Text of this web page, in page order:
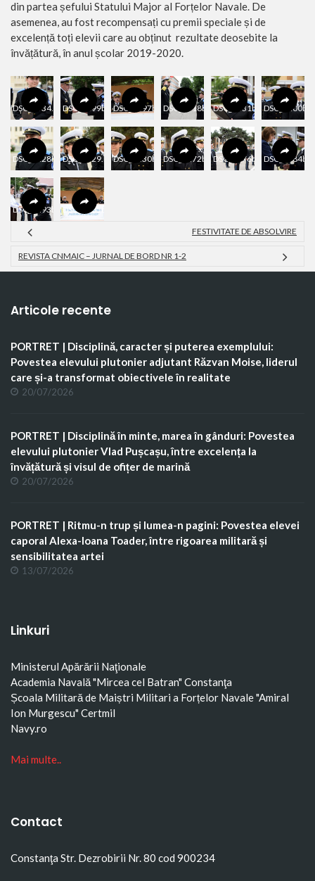
din partea șefului Statului Major al Forțelor Navale. De
asemenea, au fost recompensați cu premii speciale și de
excelență toți elevii care au obținut rezultate deosebite la
învățătură, în anul școlar 2019-2020.
DSC_1534.smallerDSC_1499bis3DSC_1397bis DSC_1518b DSC_1431b DSC_1400b
DSC_1428b DSC_1429.bJPGDSC_1430b DSC_1472b DSC_1376bis DSC_1484b
DSC_1493b DSC_1385bis
FESTIVITATE DE ABSOLVIRE
REVISTA CNMAIC – JURNAL DE BORD NR 1-2
Articole recente
PORTRET | Disciplină, caracter și puterea exemplului:
Povestea elevului plutonier adjutant Răzvan Moise, liderul
care și-a transformat obiectivele în realitate
20/07/2026
PORTRET | Disciplină în minte, marea în gânduri: Povestea
elevului plutonier Vlad Pușcașu, între excelența la
învățătură și visul de ofițer de marină
20/07/2026
PORTRET | Ritmu-n trup și lumea-n pagini: Povestea elevei
caporal Alexa-Ioana Toader, între rigoarea militară și
sensibilitatea artei
13/07/2026
Linkuri
Ministerul Apărării Naţionale
Academia Navală "Mircea cel Batran" Constanţa
Școala Militară de Maiștri Militari a Forțelor Navale "Amiral
Ion Murgescu" Certmil
Navy.ro
Mai multe..
Contact
Constanţa Str. Dezrobirii Nr. 80 cod 900234